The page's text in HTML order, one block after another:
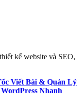
kế website và SEO,
Viết Bài & Quản Lý
Nhanh